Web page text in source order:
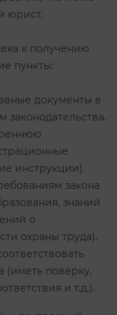
юрист.
к получению
пункты:
документы в
законодательства.
инструкции).
закона
знаний
о
охраны труда).
(иметь поверку,
и т.д.).